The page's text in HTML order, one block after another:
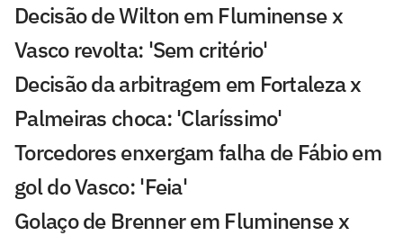
Decisão de Wilton em Fluminense x
Vasco revolta: 'Sem critério'
Decisão da arbitragem em Fortaleza x
Palmeiras choca: 'Claríssimo'
Torcedores enxergam falha de Fábio em
gol do Vasco: 'Feia'
Golaço de Brenner em Fluminense x